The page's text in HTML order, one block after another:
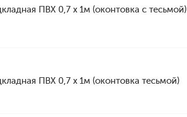
ПВХ 0,7 х 1м (оконтовка с тесьмой)
ПВХ 0,7 х 1м (оконтовка тесьмой)